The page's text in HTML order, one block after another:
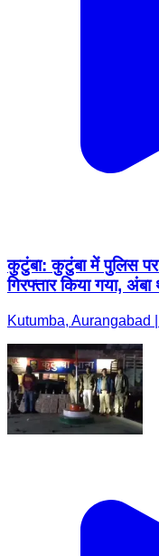
कुटुंबा: कुटुंबा में पुलिस
गिरफ्तार किया गया,
Kutumba, Aurangabad